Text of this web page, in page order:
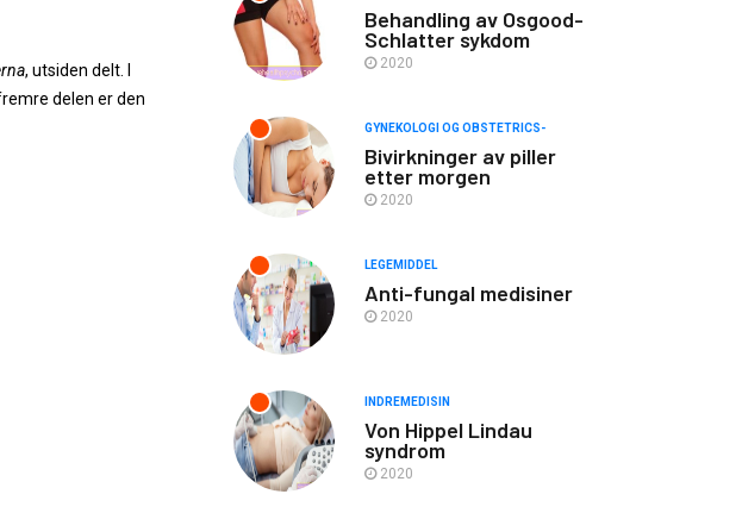
, utsiden delt. I
delen er den
Behandling av Osgood-
Schlatter sykdom
2020
GYNEKOLOGI OG OBSTETRICS-
Bivirkninger av piller
etter morgen
2020
LEGEMIDDEL
Anti-fungal medisiner
2020
INDREMEDISIN
Von Hippel Lindau
syndrom
2020